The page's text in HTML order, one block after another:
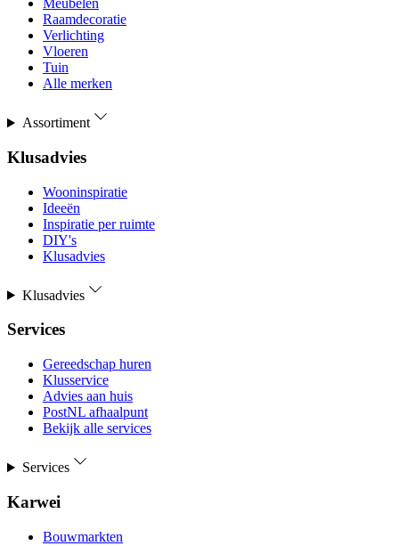
Meubelen
Raamdecoratie
Verlichting
Vloeren
Tuin
Alle merken
Assortiment
Klusadvies
Wooninspiratie
Ideeën
Inspiratie per ruimte
DIY's
Klusadvies
Klusadvies
Services
Gereedschap huren
Klusservice
Advies aan huis
PostNL afhaalpunt
Bekijk alle services
Services
Karwei
Bouwmarkten